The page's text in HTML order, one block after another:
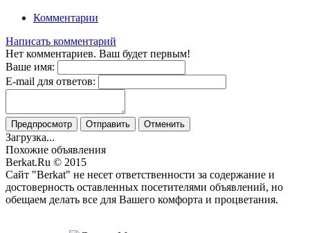
Комментарии
Написать комментарий
Нет комментариев. Ваш будет первым!
Ваше имя:
E-mail для ответов:
Предпросмотр Отправить Отменить
Загрузка...
Похожие объявления
Berkat.Ru © 2015
Сайт "Berkat" не несет ответственности за содержание и
достоверность оставленных посетителями объявлений, но
обещаем делать все для Вашего комфорта и процветания.